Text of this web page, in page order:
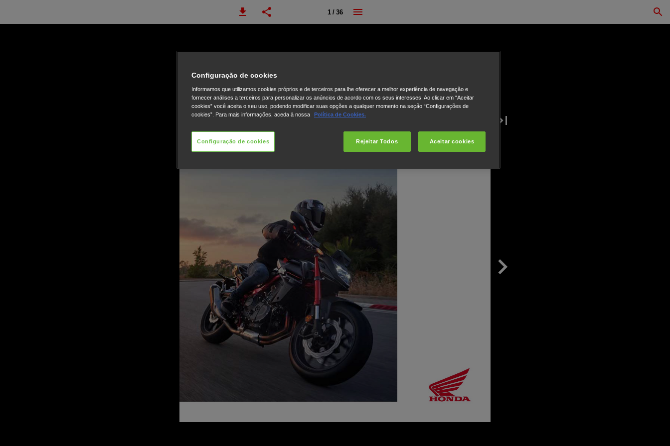
1 / 36
Configuração de cookies
Informamos que utilizamos cookies próprios e de terceiros para lhe oferecer a melhor experiência de navegação e
fornecer análises a terceiros para personalizar os anúncios de acordo com os seus interesses. Ao clicar em “Aceitar
cookies” você aceita o seu uso, podendo modificar suas opções a qualquer momento na seção “Configurações de
cookies”. Para mais informações, aceda à nossa
Política de Cookies.
Rejeitar Todos Aceitar cookies
Configuração de cookies